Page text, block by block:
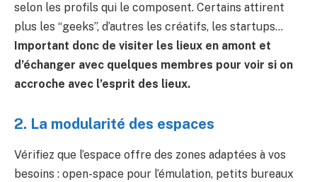
selon les profils qui le composent. Certains attirent
plus les “geeks”, d’autres les créatifs, les startups…
Important donc de visiter les lieux en amont et
d’échanger avec quelques membres pour voir si on
accroche avec l’esprit des lieux.
2. La modularité des espaces
Vérifiez que l’espace offre des zones adaptées à vos
besoins : open-space pour l’émulation, petits bureaux